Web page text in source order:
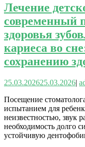
Лечение
современный
здоровья зубов
кариеса во
сохранению
25.03.202625.03.2026|
Посещение
испытанием для
неизвестностью,
необходимость долго
устойчивую